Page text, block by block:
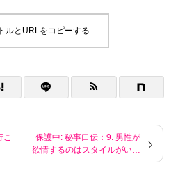
ルとURLをコピーする
こ
保護中: 秘事口伝：9. 男性が
欲情するのはスタイルがいい
人ですか？